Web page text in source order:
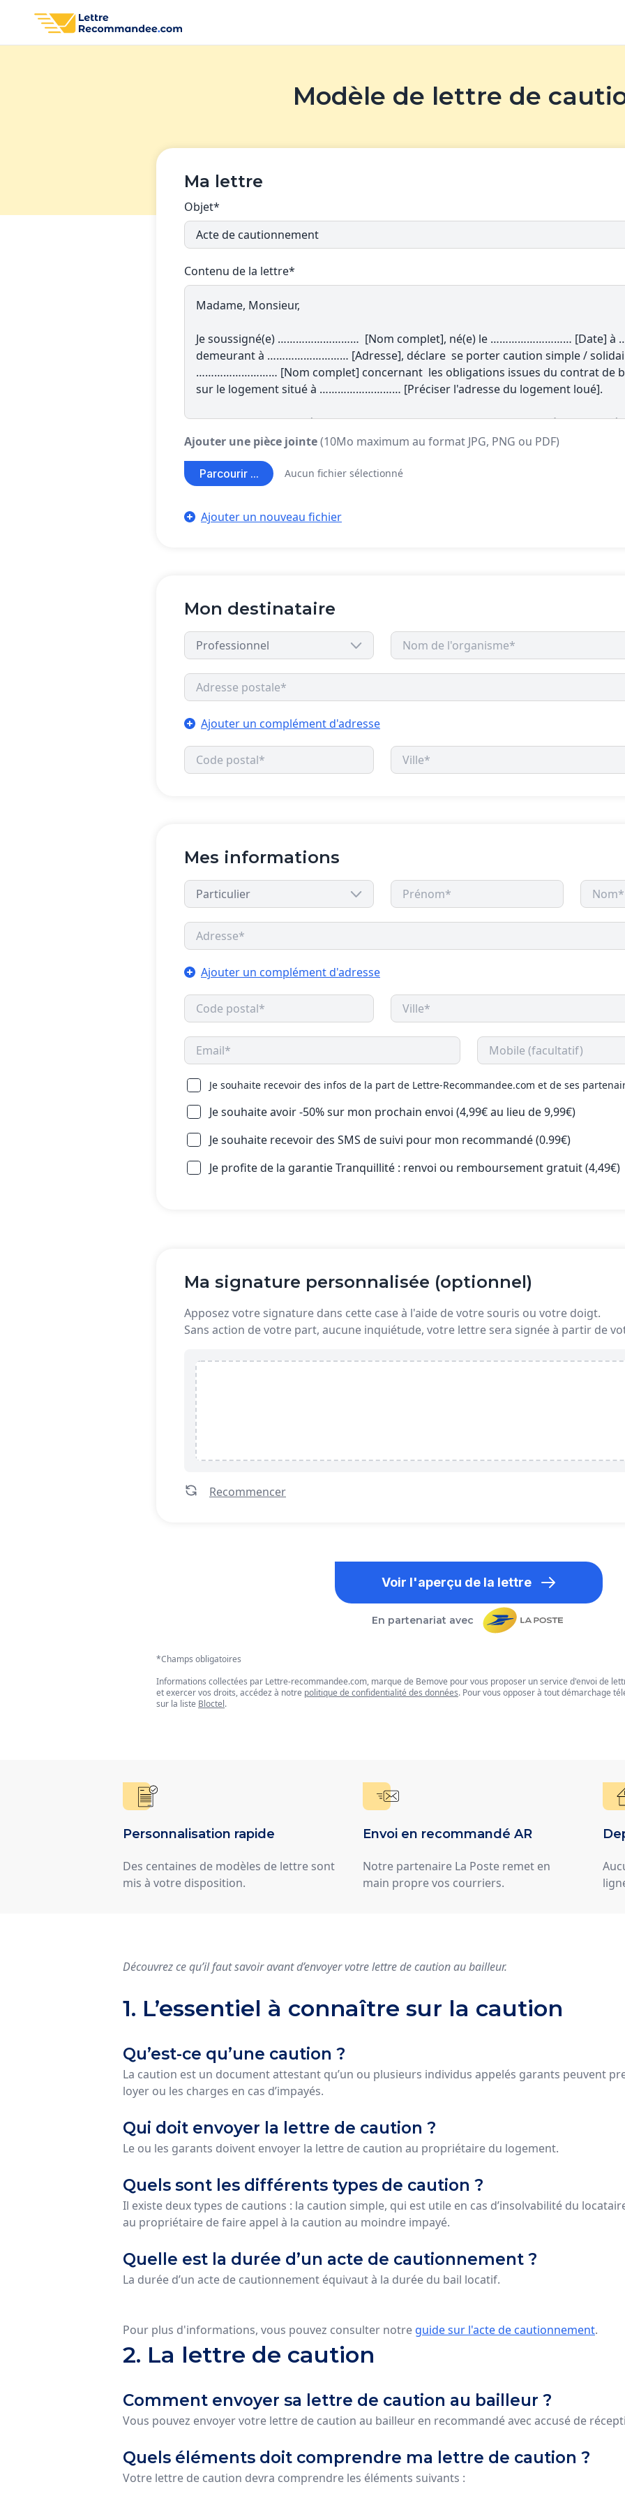
Modèle de lettre de
Ma lettre
Objet*
Contenu de la lettre*
Ajouter une pièce jointe(10Mo maximum au format JPG, PNG ou PDF)
Parcourir ... Aucun fichier sélectionné
Ajouter un nouveau fichier
Mon destinataire
Ajouter un complément d'adresse
Mes informations
Ajouter un complément d'adresse
Je souhaite recevoir des infos de la part de Lettre-Recommandee.com et de ses
Je souhaite avoir -50% sur mon prochain envoi (4,99€ au lieu de 9,99€)
Je souhaite recevoir des SMS de suivi pour mon recommandé (0.99€)
Je profite de la garantie Tranquillité : renvoi ou remboursement gratuit (4,49€)
Ma signature personnalisée (optionnel)
Apposez votre signature dans cette case à l'aide de votre souris ou votre doigt.
Sans action de votre part, aucune inquiétude, votre lettre sera signée à partir de
Recommencer
Voir l'aperçu de la lettre
En partenariat avec
*Champs obligatoires
Informations collectées par Lettre-recommandee.com, marque de Bemove pour vous proposer un service d'envoi de
et exercer vos droits, accédez à notre politique de confidentialité des données. Pour vous opposer à tout démarchage
sur la liste Bloctel.
Personnalisation rapide
Des centaines de modèles de lettre sont
mis à votre disposition.
Envoi en recommandé AR
Notre partenaire La Poste remet en
main propre vos courriers.
Découvrez ce qu’il faut savoir avant d’envoyer votre lettre de caution au bailleur.
1. L’essentiel à connaître sur la caution
Qu’est-ce qu’une caution ?
La caution est un document attestant qu’un ou plusieurs individus appelés garants peuvent
loyer ou les charges en cas d’impayés.
Qui doit envoyer la lettre de caution ?
Le ou les garants doivent envoyer la lettre de caution au propriétaire du logement.
Quels sont les différents types de caution ?
Il existe deux types de cautions : la caution simple, qui est utile en cas d’insolvabilité du
au propriétaire de faire appel à la caution au moindre impayé.
Quelle est la durée d’un acte de cautionnement ?
La durée d’un acte de cautionnement équivaut à la durée du bail locatif.
Pour plus d'informations, vous pouvez consulter notre guide sur l'acte de cautionnement.
2. La lettre de caution
Comment envoyer sa lettre de caution au bailleur ?
Vous pouvez envoyer votre lettre de caution au bailleur en recommandé avec accusé de
Quels éléments doit comprendre ma lettre de caution ?
Votre lettre de caution devra comprendre les éléments suivants :